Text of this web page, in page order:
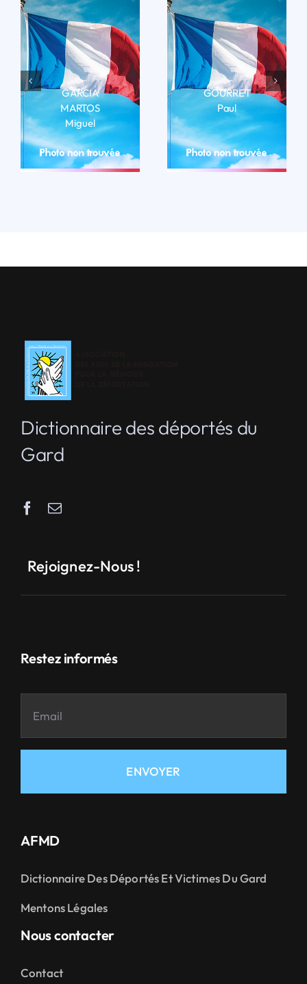
GARCIA
MARTOS
Miguel
LIRE LA BIO
GOURRET
Paul
LIRE LA BIO
Dictionnaire des déportés du
Gard
Rejoignez-Nous !
Restez informés
ENVOYER
AFMD
Dictionnaire Des Déportés Et Victimes Du Gard
Mentons Légales
Nous contacter
Contact